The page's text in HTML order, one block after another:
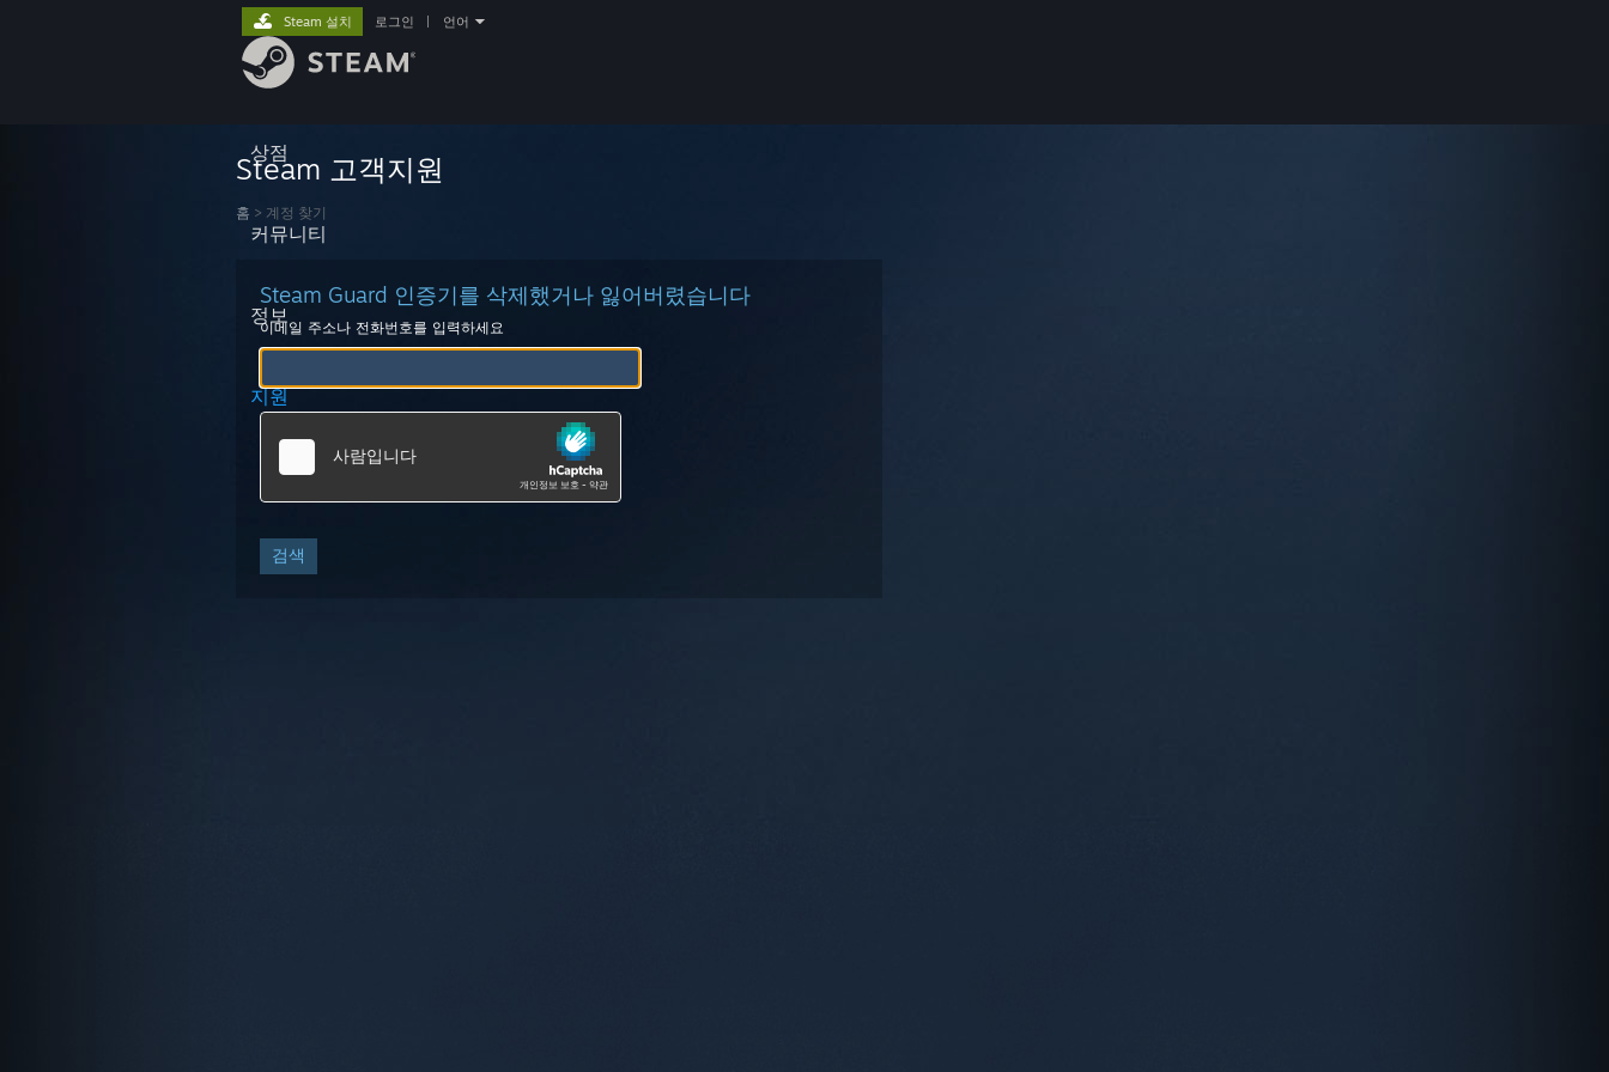
상점
커뮤니티
정보
지원
Steam 설치 로그인 언어
Steam 고객지원
홈 > 계정 찾기
Steam Guard 인증기를 삭제했거나 잃어버렸습니다
이메일 주소나 전화번호를 입력하세요